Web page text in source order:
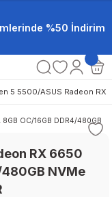
%50 İndirim
5 5500/ASUS Radeon RX
RX 6650
480GB NVMe